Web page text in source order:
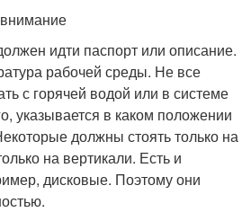
идти паспорт или описание.
рабочей среды. Не все
с горячей водой или в системе
указывается в каком положении
должны стоять только на
на вертикали. Есть и
дисковые. Поэтому они